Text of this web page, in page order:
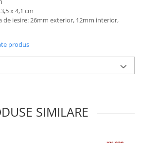
&
x 4,1 cm
de iesire: 26mm exterior, 12mm interior,
produs
SIMILARE